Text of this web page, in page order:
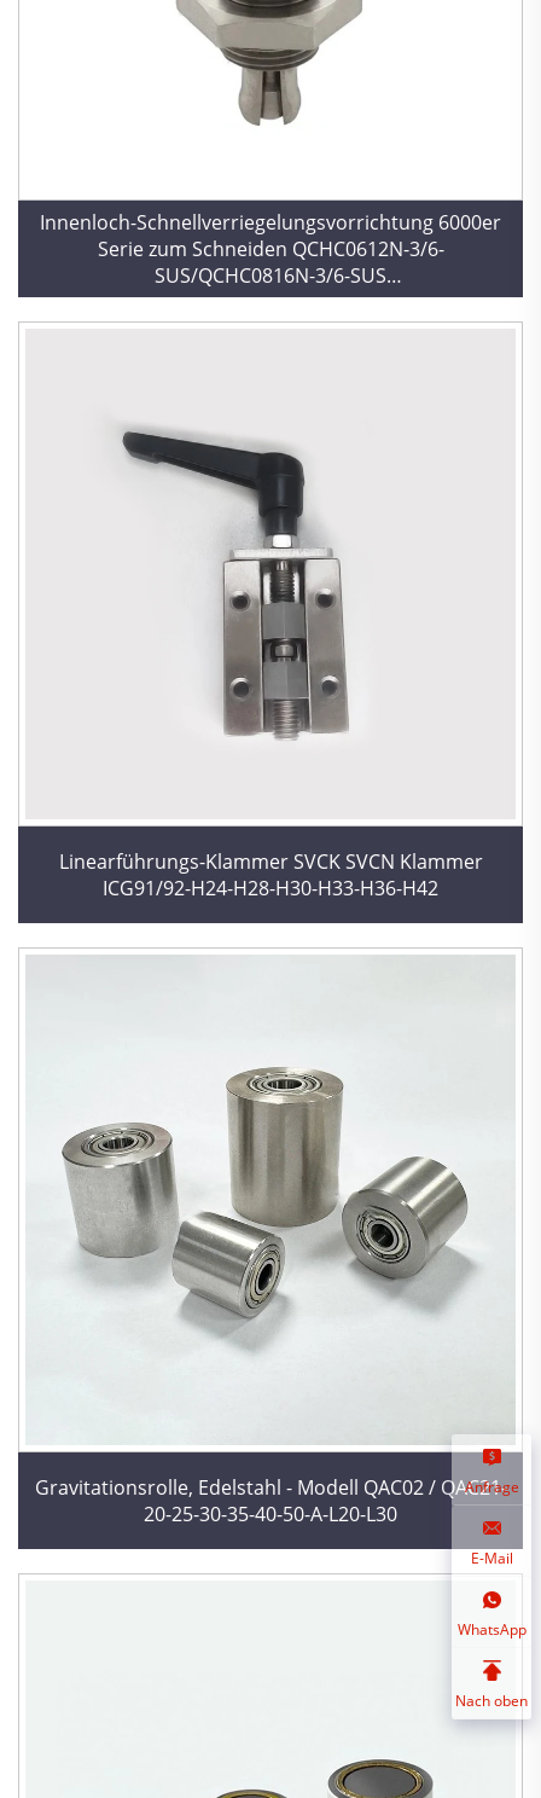
Innenloch-Schnellverriegelungsvorrichtung 6000er
Serie zum Schneiden QCHC0612N-3/6-
SUS/QCHC0816N-3/6-SUS
Schnellverriegelungsmechanismus
Linearführungs-Klammer SVCK SVCN Klammer
ICG91/92-H24-H28-H30-H33-H36-H42
Gravitationsrolle, Edelstahl - Modell QAC02 / QAC21-
20-25-30-35-40-50-A-L20-L30
Anfrage
E-Mail
WhatsApp
Nach oben